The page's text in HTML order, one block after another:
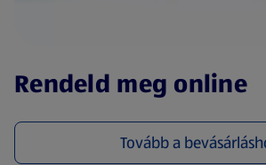
Rendeld meg online
Tovább a (új